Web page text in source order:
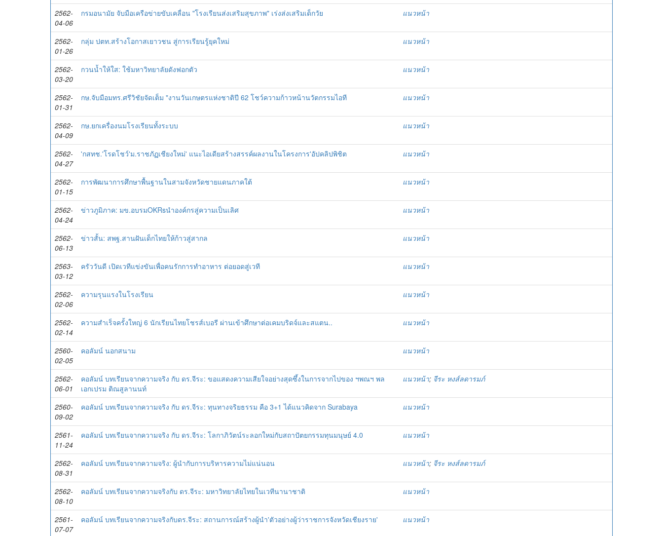
2562-
04-06
กรมอนามัย จับมือเครือข่ายขับเคลื่อน "โรงเรียนส่งเสริมสุขภาพ" เร่งส่งเสริมเด็กวัย แนวหน้า
2562-
01-26
กลุ่ม ปตท.สร้างโอกาสเยาวชน สู่การเรียนรู้ยุคใหม่ แนวหน้า
2562-
03-20
กวนน้ำให้ใส: ใช้มหาวิทยาลัยดังฟอกตัว แนวหน้า
2562-
01-31
กษ.จับมือมทร.ศรีวิชัยจัดเต็ม "งานวันเกษตรแห่งชาติปี 62 โชว์ความก้าวหน้านวัตกรรมไอที แนวหน้า
2562-
04-09
กษ.ยกเครื่องนมโรงเรียนทั้งระบบ แนวหน้า
2562-
04-27
'กสทช.'โรดโชว์'ม.ราชภัฏเชียงใหม่' แนะไอเดียสร้างสรรค์ผลงานในโครงการ'อัปคลิปพิชิต แนวหน้า
2562-
01-15
การพัฒนาการศึกษาพื้นฐานในสามจังหวัดชายแดนภาคใต้ แนวหน้า
2562-
04-24
ข่าวภูมิภาค: มข.อบรมOKRsนำองค์กรสู่ความเป็นเลิศ แนวหน้า
2562-
06-13
ข่าวสั้น: สพฐ.สานฝันเด็กไทยให้ก้าวสู่สากล แนวหน้า
2563-
03-12
ครัววันดี เปิดเวทีแข่งขันเพื่อคนรักการทำอาหาร ต่อยอดสู่เวที แนวหน้า
2562-
02-06
ความรุนแรงในโรงเรียน แนวหน้า
2562-
02-14
ความสำเร็จครั้งใหญ่ 6 นักเรียนไทยโชรส์เบอรี ผ่านเข้าศึกษาต่อเคมบริดจ์และสแตน.. แนวหน้า
2560-
02-05
คอลัมน์ นอกสนาม แนวหน้า
2562-
06-01
คอลัมน์ บทเรียนจากความจริง กับ ดร.จีระ: ขอแสดงความเสียใจอย่างสุดซึ้งในการจากไปของ ฯพณฯ พล
เอกเปรม ติณสูลานนท์
แนวหน้า; จีระ หงส์ลดารมภ์
2560-
09-02
คอลัมน์ บทเรียนจากความจริง กับ ดร.จีระ: ทุนทางจริยธรรม คือ 3+1 ได้แนวคิดจาก Surabaya แนวหน้า
2561-
11-24
คอลัมน์ บทเรียนจากความจริง กับ ดร.จีระ: โลกาภิวัตน์ระลอกใหม่กับสถาปัตยกรรมทุนมนุษย์ 4.0 แนวหน้า
2562-
08-31
คอลัมน์ บทเรียนจากความจริง: ผู้นำกับการบริหารความไม่แน่นอน แนวหน้า; จีระ หงส์ลดารมภ์
2562-
08-10
คอลัมน์ บทเรียนจากความจริงกับ ดร.จีระ: มหาวิทยาลัยไทยในเวทีนานาชาติ แนวหน้า
2561-
07-07
คอลัมน์ บทเรียนจากความจริงกับดร.จีระ: สถานการณ์สร้างผู้นำ'ตัวอย่างผู้ว่าราชการจังหวัดเชียงราย' แนวหน้า